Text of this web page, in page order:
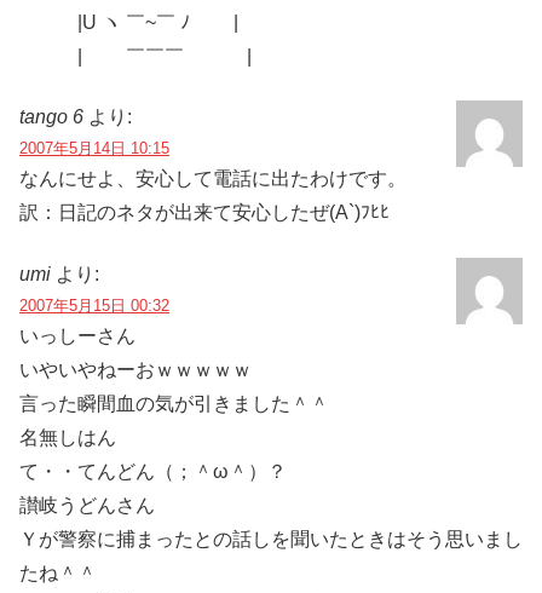
|U ヽ ￣~￣ ﾉ |
| ￣￣￣ |
tango 6 より:
2007年5月14日 10:15
なんにせよ、安心して電話に出たわけです。
訳：日記のネタが出来て安心したぜ(A`)ﾌﾋﾋ
umi より:
2007年5月15日 00:32
いっしーさん
いやいやねーおｗｗｗｗｗ
言った瞬間血の気が引きました＾＾
名無しはん
て・・てんどん（；＾ω＾）？
讃岐うどんさん
Ｙが警察に捕まったとの話しを聞いたときはそう思いまし
たね＾＾